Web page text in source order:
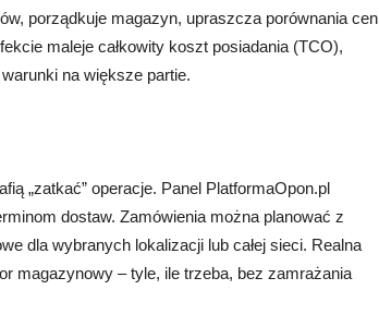
porządkuje magazyn, upraszcza porównania cen
maleje całkowity koszt posiadania (TCO),
na większe partie.
„zatkać” operacje. Panel PlatformaOpon.pl
dostaw. Zamówienia można planować z
dla wybranych lokalizacji lub całej sieci. Realna
magazynowy – tyle, ile trzeba, bez zamrażania